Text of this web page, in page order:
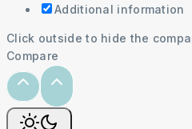
Additional information
Click outside to hide the
Compare